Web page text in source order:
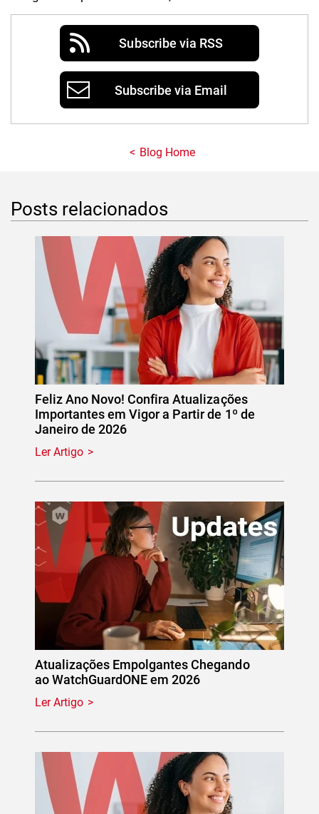
Subscribe via RSS
Subscribe via Email
Blog Home
Posts relacionados
Feliz Ano Novo! Confira Atualizações
Importantes em Vigor a Partir de 1º de
Janeiro de 2026
Ler Artigo
Atualizações Empolgantes Chegando
ao WatchGuardONE em 2026
Ler Artigo